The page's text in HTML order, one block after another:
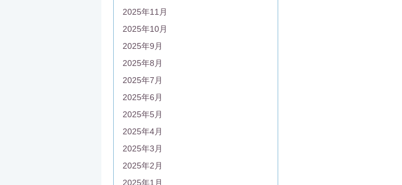
2025年11月
2025年10月
2025年9月
2025年8月
2025年7月
2025年6月
2025年5月
2025年4月
2025年3月
2025年2月
2025年1月